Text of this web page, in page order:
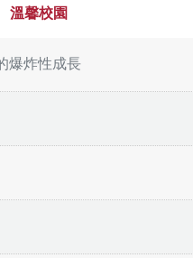
溫馨校園
爆炸性成長